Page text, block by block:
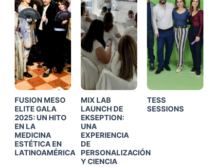
FUSION MESO
ELITE GALA
2025: UN HITO
EN LA
MEDICINA
ESTÉTICA EN
LATINOAMÉRICA
MIX LAB
LAUNCH DE
EKSEPTION:
UNA
EXPERIENCIA
DE
PERSONALIZACIÓN
Y CIENCIA
TESS
SESSIONS